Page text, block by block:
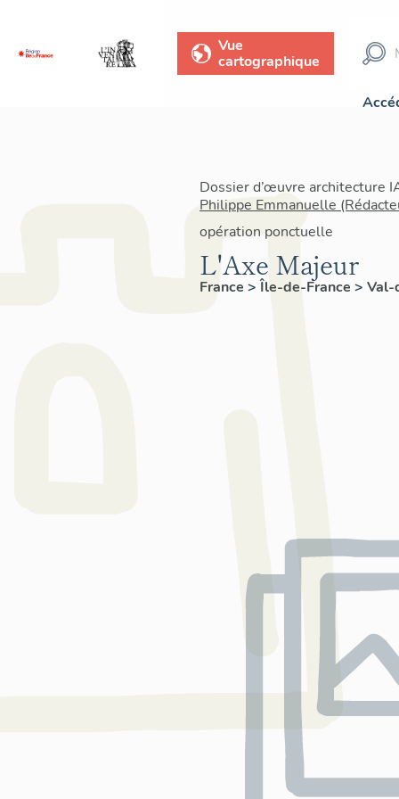
Vue
cartographique
Dossier d’œuvre architecture
Philippe Emmanuelle
opération ponctuelle
L'Axe Majeur
France > Île-de-France >